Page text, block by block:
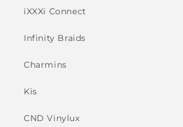
iXXXi Connect
Infinity Braids
Charmins
Kis
CND Vinylux